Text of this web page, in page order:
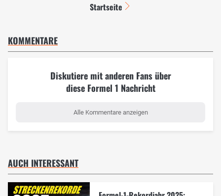
Startseite
KOMMENTARE
Diskutiere mit anderen Fans über
diese Formel 1 Nachricht
Alle Kommentare anzeigen
AUCH INTERESSANT